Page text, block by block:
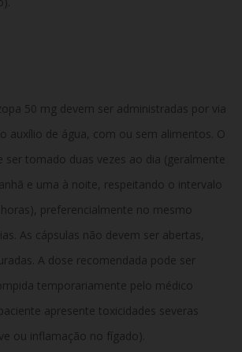
50 mg devem ser administradas por via
auxílio de água, com ou sem alimentos. O
ser tomado duas vezes ao dia (geralmente
e uma à noite, respeitando o intervalo
preferencialmente no mesmo
As cápsulas não devem ser abertas,
A dose recomendada pode ser
temporariamente pelo médico
apresente toxicidades severas
ou inflamação no fígado).